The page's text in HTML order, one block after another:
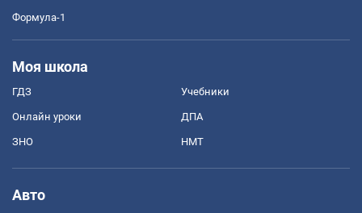
Формула-1
Моя школа
ГДЗ Учебники
Онлайн уроки ДПА
ЗНО НМТ
Авто